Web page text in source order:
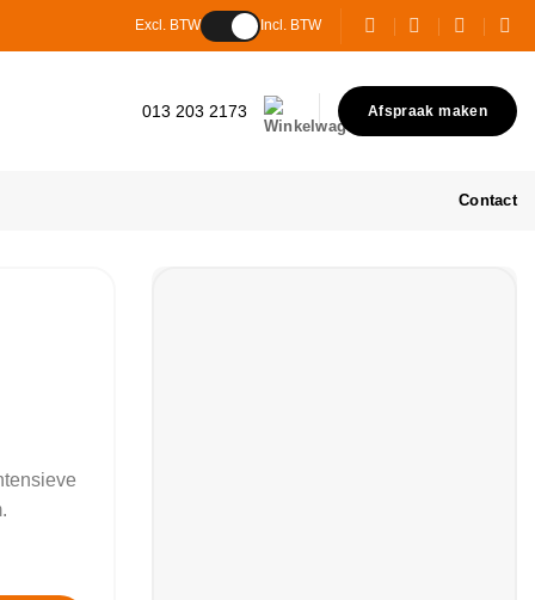
Excl. BTW Incl. BTW
013 203 2173 Afspraak maken
Contact